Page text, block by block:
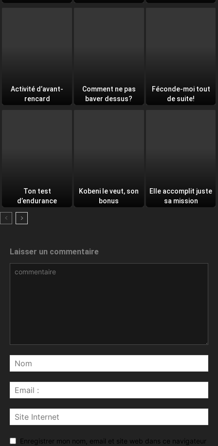
Activité d’avant-
rencard
Comment ne pas
baver dessus?
Féconde-moi tout
de suite!
Ton test
d’endurance
quotidien
Kobeni le veut, son
bonus
Elle accomplit juste
sa mission
Laisser un commentaire
Enregistrer mon nom, email et site web dans ce navigateur